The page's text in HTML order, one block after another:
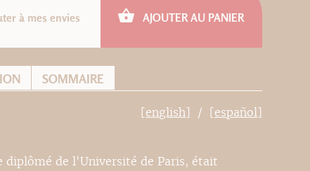
à mes envies AJOUTER AU PANIER
SOMMAIRE
[english] [español]
de l'Université de Paris, était